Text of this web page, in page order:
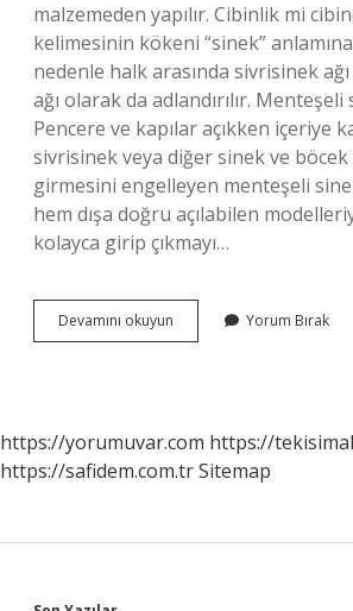
malzemeden yapılır. Cibinlik mi
kelimesinin kökeni “sinek”
nedenle halk arasında sivrisinek
ağı olarak da adlandırılır.
Pencere ve kapılar açıkken içeriye
sivrisinek veya diğer sinek ve
girmesini engelleyen menteşeli
hem dışa doğru açılabilen
kolayca girip çıkmayı…
Devamını okuyun
Diğer
Yorum Bırak
https://yorumuvar.com https://
https://safidem.com.trSitemap